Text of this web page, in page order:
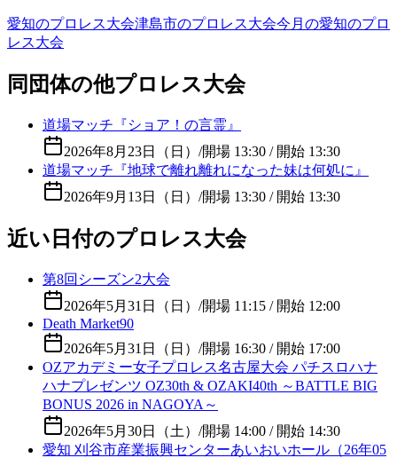
愛知のプロレス大会津島市のプロレス大会今月の愛知のプロ
レス大会
同団体の他プロレス大会
道場マッチ『ショア！の言霊』
2026年8月23日（日） /開場 13:30 / 開始 13:30
道場マッチ『地球で離れ離れになった妹は何処に』
2026年9月13日（日） /開場 13:30 / 開始 13:30
近い日付のプロレス大会
第8回シーズン2大会
2026年5月31日（日） /開場 11:15 / 開始 12:00
Death Market90
2026年5月31日（日） /開場 16:30 / 開始 17:00
OZアカデミー女子プロレス名古屋大会 パチスロハナ
ハナプレゼンツ OZ30th & OZAKI40th ～BATTLE BIG
BONUS 2026 in NAGOYA～
2026年5月30日（土） /開場 14:00 / 開始 14:30
愛知 刈谷市産業振興センターあいおいホール（26年05